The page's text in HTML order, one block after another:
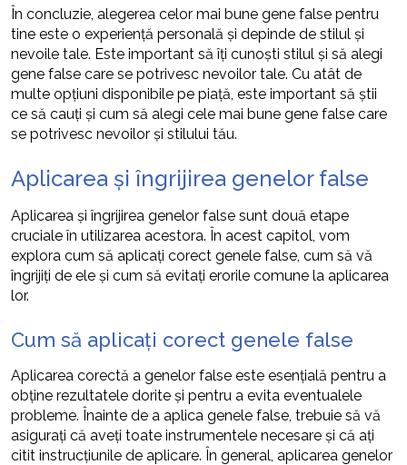
În concluzie, alegerea celor mai bune gene false pentru
tine este o experiență personală și depinde de stilul și
nevoile tale. Este important să îți cunoști stilul și să alegi
gene false care se potrivesc nevoilor tale. Cu atât de
multe opțiuni disponibile pe piață, este important să știi
ce să cauți și cum să alegi cele mai bune gene false care
se potrivesc nevoilor și stilului tău.
Aplicarea și îngrijirea genelor false
Aplicarea și îngrijirea genelor false sunt două etape
cruciale în utilizarea acestora. În acest capitol, vom
explora cum să aplicați corect genele false, cum să vă
îngrijiți de ele și cum să evitați erorile comune la aplicarea
lor.
Cum să aplicați corect genele false
Aplicarea corectă a genelor false este esențială pentru a
obține rezultatele dorite și pentru a evita eventualele
probleme. Înainte de a aplica genele false, trebuie să vă
asigurați că aveți toate instrumentele necesare și că ați
citit instrucțiunile de aplicare. În general, aplicarea genelor